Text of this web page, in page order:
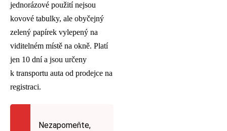
jednorázové použití nejsou
kovové tabulky, ale obyčejný
zelený papírek vylepený na
viditelném místě na okně. Platí
jen 10 dní a jsou určeny
k transportu auta od prodejce na
registraci.
Nezapomeňte,